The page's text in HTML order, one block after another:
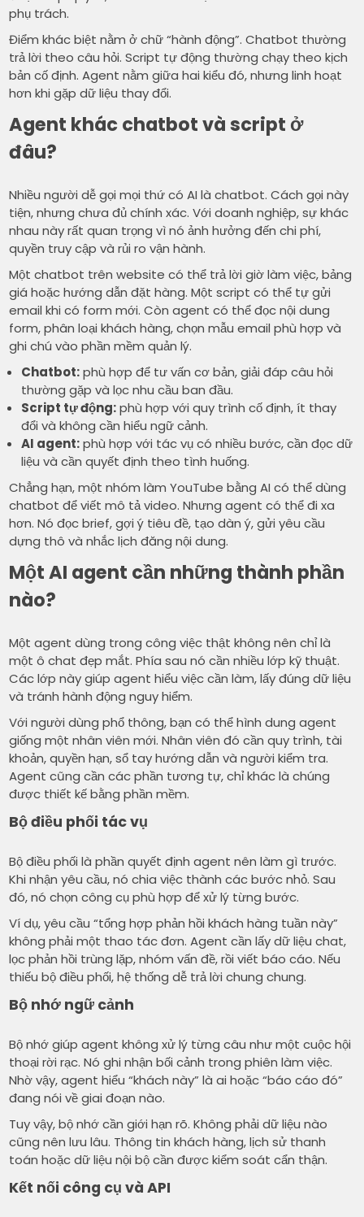
phụ trách.
Điểm khác biệt nằm ở chữ “hành động”. Chatbot thường
trả lời theo câu hỏi. Script tự động thường chạy theo kịch
bản cố định. Agent nằm giữa hai kiểu đó, nhưng linh hoạt
hơn khi gặp dữ liệu thay đổi.
Agent khác chatbot và script ở
đâu?
Nhiều người dễ gọi mọi thứ có AI là chatbot. Cách gọi này
tiện, nhưng chưa đủ chính xác. Với doanh nghiệp, sự khác
nhau này rất quan trọng vì nó ảnh hưởng đến chi phí,
quyền truy cập và rủi ro vận hành.
Một chatbot trên website có thể trả lời giờ làm việc, bảng
giá hoặc hướng dẫn đặt hàng. Một script có thể tự gửi
email khi có form mới. Còn agent có thể đọc nội dung
form, phân loại khách hàng, chọn mẫu email phù hợp và
ghi chú vào phần mềm quản lý.
Chatbot:phù hợp để tư vấn cơ bản, giải đáp câu hỏi
thường gặp và lọc nhu cầu ban đầu.
Script tự động:phù hợp với quy trình cố định, ít thay
đổi và không cần hiểu ngữ cảnh.
AI agent:phù hợp với tác vụ có nhiều bước, cần đọc dữ
liệu và cần quyết định theo tình huống.
Chẳng hạn, một nhóm làm YouTube bằng AI có thể dùng
chatbot để viết mô tả video. Nhưng agent có thể đi xa
hơn. Nó đọc brief, gợi ý tiêu đề, tạo dàn ý, gửi yêu cầu
dựng thô và nhắc lịch đăng nội dung.
Một AI agent cần những thành phần
nào?
Một agent dùng trong công việc thật không nên chỉ là
một ô chat đẹp mắt. Phía sau nó cần nhiều lớp kỹ thuật.
Các lớp này giúp agent hiểu việc cần làm, lấy đúng dữ liệu
và tránh hành động nguy hiểm.
Với người dùng phổ thông, bạn có thể hình dung agent
giống một nhân viên mới. Nhân viên đó cần quy trình, tài
khoản, quyền hạn, sổ tay hướng dẫn và người kiểm tra.
Agent cũng cần các phần tương tự, chỉ khác là chúng
được thiết kế bằng phần mềm.
Bộ điều phối tác vụ
Bộ điều phối là phần quyết định agent nên làm gì trước.
Khi nhận yêu cầu, nó chia việc thành các bước nhỏ. Sau
đó, nó chọn công cụ phù hợp để xử lý từng bước.
Ví dụ, yêu cầu “tổng hợp phản hồi khách hàng tuần này”
không phải một thao tác đơn. Agent cần lấy dữ liệu chat,
lọc phản hồi trùng lặp, nhóm vấn đề, rồi viết báo cáo. Nếu
thiếu bộ điều phối, hệ thống dễ trả lời chung chung.
Bộ nhớ ngữ cảnh
Bộ nhớ giúp agent không xử lý từng câu như một cuộc hội
thoại rời rạc. Nó ghi nhận bối cảnh trong phiên làm việc.
Nhờ vậy, agent hiểu “khách này” là ai hoặc “báo cáo đó”
đang nói về giai đoạn nào.
Tuy vậy, bộ nhớ cần giới hạn rõ. Không phải dữ liệu nào
cũng nên lưu lâu. Thông tin khách hàng, lịch sử thanh
toán hoặc dữ liệu nội bộ cần được kiểm soát cẩn thận.
Kết nối công cụ và API